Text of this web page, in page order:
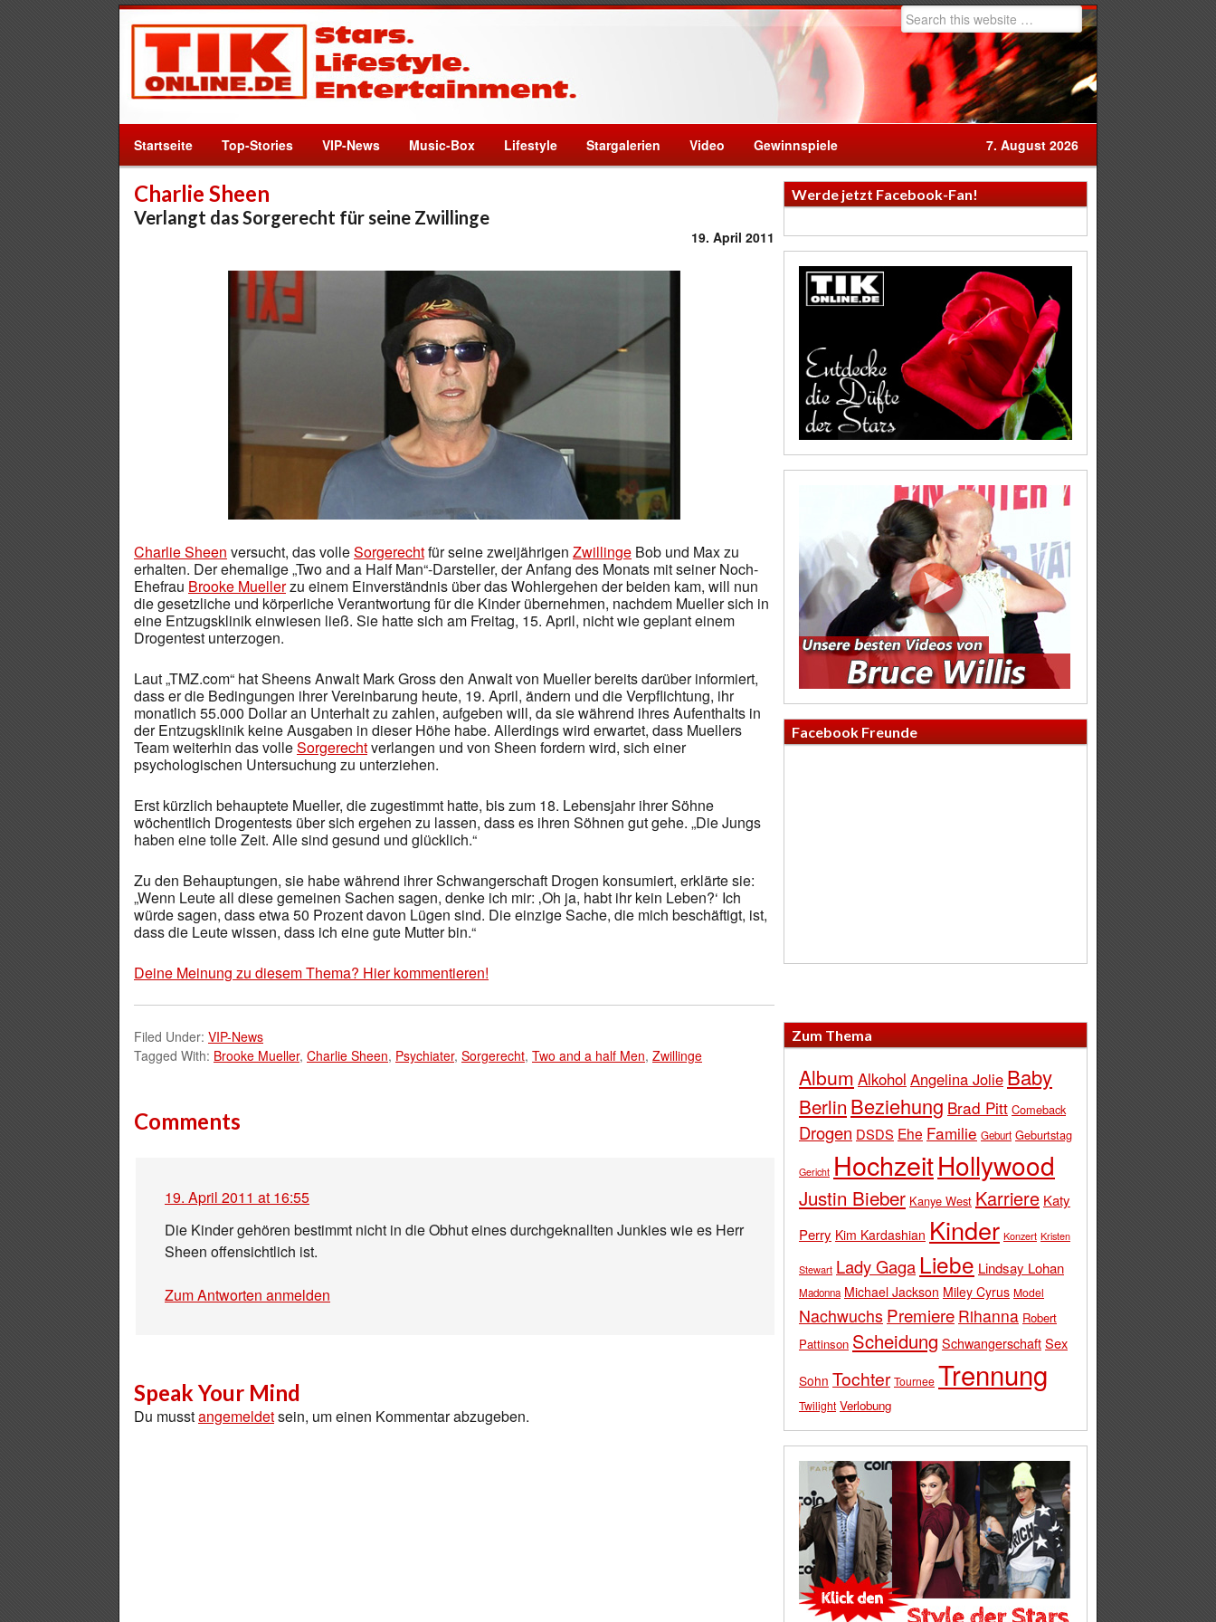
Startseite Top-Stories VIP-News Music-Box Lifestyle Stargalerien Video Gewinnspiele 7. August 2026
Charlie Sheen
Verlangt das Sorgerecht für seine Zwillinge
19. April 2011
Charlie Sheen versucht, das volleSorgerechtfür seine zweijährigen Zwillinge Bob und Max zu
erhalten. Der ehemalige „Two and a Half Man“-Darsteller, der Anfang des Monats mit seiner Noch-
Ehefrau Brooke Muellerzu einem Einverständnis über das Wohlergehen der beiden kam, will nun
die gesetzliche und körperliche Verantwortung für die Kinder übernehmen, nachdem Mueller sich in
eine Entzugsklinik einwiesen ließ. Sie hatte sich am Freitag, 15. April, nicht wie geplant einem
Drogentest unterzogen.
Laut „TMZ.com“ hat Sheens Anwalt Mark Gross den Anwalt von Mueller bereits darüber informiert,
dass er die Bedingungen ihrer Vereinbarung heute, 19. April, ändern und die Verpflichtung, ihr
monatlich 55.000 Dollar an Unterhalt zu zahlen, aufgeben will, da sie während ihres Aufenthalts in
der Entzugsklinik keine Ausgaben in dieser Höhe habe. Allerdings wird erwartet, dass Muellers
Team weiterhin das volleSorgerechtverlangen und von Sheen fordern wird, sich einer
psychologischen Untersuchung zu unterziehen.
Erst kürzlich behauptete Mueller, die zugestimmt hatte, bis zum 18. Lebensjahr ihrer Söhne
wöchentlich Drogentests über sich ergehen zu lassen, dass es ihren Söhnen gut gehe. „Die Jungs
haben eine tolle Zeit. Alle sind gesund und glücklich.“
Zu den Behauptungen, sie habe während ihrer Schwangerschaft Drogen konsumiert, erklärte sie:
„Wenn Leute all diese gemeinen Sachen sagen, denke ich mir: ‚Oh ja, habt ihr kein Leben?‘ Ich
würde sagen, dass etwa 50 Prozent davon Lügen sind. Die einzige Sache, die mich beschäftigt, ist,
dass die Leute wissen, dass ich eine gute Mutter bin.“
Deine Meinung zu diesem Thema? Hier kommentieren!
Filed Under: VIP-News
Tagged With: Brooke Mueller, Charlie Sheen, Psychiater, Sorgerecht, Two and a half Men, Zwillinge
Comments
19. April 2011 at 16:55
Die Kinder gehören bestimmt nicht in die Obhut eines durchgeknallten Junkies wie es Herr
Sheen offensichtlich ist.
Zum Antworten anmelden
Speak Your Mind
Du musstangemeldetsein, um einen Kommentar abzugeben.
Werde jetzt Facebook-Fan!
Facebook Freunde
Zum Thema
Album Alkohol Angelina Jolie Baby
Berlin Beziehung Brad Pitt Comeback
Drogen DSDS Ehe Familie Geburt Geburtstag
Gericht HochzeitHollywood
Justin Bieber Kanye West Karriere Katy
Perry Kim Kardashian Kinder Konzert Kristen
Stewart Lady Gaga Liebe Lindsay Lohan
Madonna Michael Jackson Miley Cyrus Model
Nachwuchs Premiere Rihanna Robert
Pattinson Scheidung SchwangerschaftSex
Sohn Tochter Tournee Trennung
Twilight Verlobung